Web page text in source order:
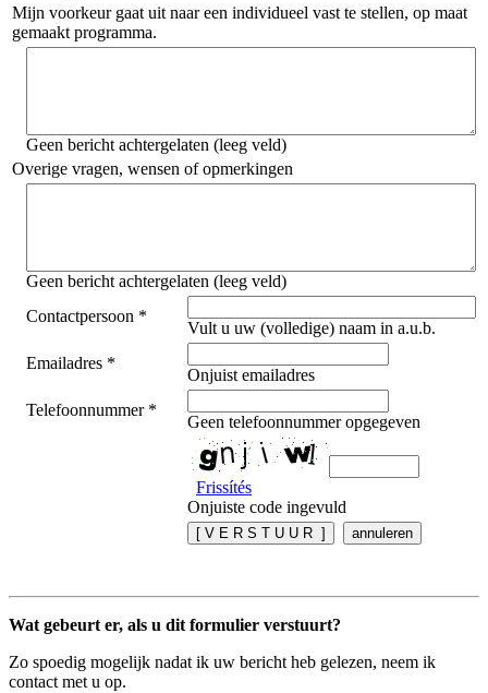
Mijn voorkeur gaat uit naar een individueel vast te stellen, op maat
gemaakt programma.
Geen bericht achtergelaten (leeg veld)
Overige vragen, wensen of opmerkingen
Geen bericht achtergelaten (leeg veld)
Contactpersoon *
Vult u uw (volledige) naam in a.u.b.
Emailadres *
Onjuist emailadres
Telefoonnummer *
Geen telefoonnummer opgegeven
Frissítés
Onjuiste code ingevuld
Wat gebeurt er, als u dit formulier verstuurt?
Zo spoedig mogelijk nadat ik uw bericht heb gelezen, neem ik
contact met u op.